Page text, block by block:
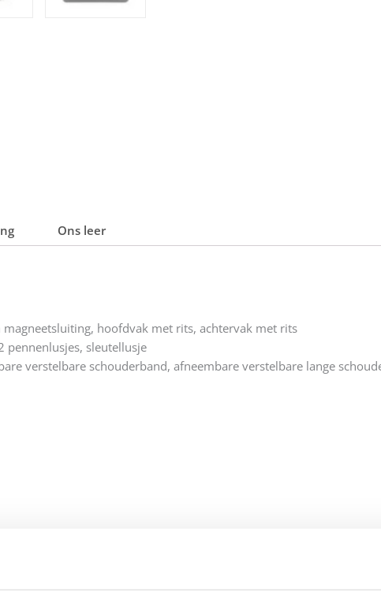
Ons leer
hoofdvak met rits, achtervak met rits
pennenlusjes, sleutellusje
verstelbare schouderband, afneembare verstelbare lange
leuk